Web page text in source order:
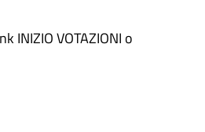
INIZIO VOTAZIONI o